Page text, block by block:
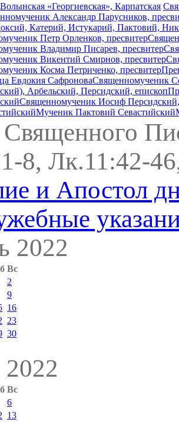
«Георгиевская», Карпатская
Александр Парусников,
Катерий, Истукарий, Пактовий,
Петр Орленков, пресвитер
Владимир Писарев, пресвитер
Викентий Смирнов, пресвитер
Косма Петриченко, пресвитер
Евдокия СафроноваСвященномученик
Арбельский, Персидский, епископ
Священномученик Иосиф Персидский,
Мученик Пактовий Севастийский
8, Лк.11:42-
и Апостол
2022
Вс
2
9
16
23
30
Вс
6
13